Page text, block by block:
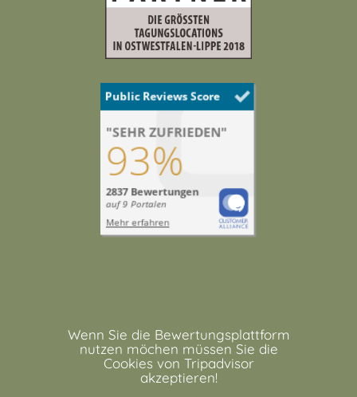
Wenn Sie die Bewertungsplattform
nutzen möchen müssen Sie die
Cookies von Tripadvisor
akzeptieren!